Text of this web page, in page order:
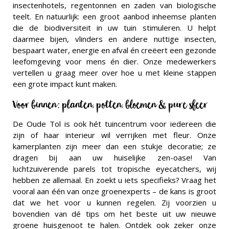
insectenhotels, regentonnen en zaden van biologische
teelt. En natuurlijk: een groot aanbod inheemse planten
die de biodiversiteit in uw tuin stimuleren. U helpt
daarmee bijen, vlinders en andere nuttige insecten,
bespaart water, energie en afval én creëert een gezonde
leefomgeving voor mens én dier. Onze medewerkers
vertellen u graag meer over hoe u met kleine stappen
een grote impact kunt maken.
Voor binnen: planten, potten, bloemen & pure sfeer
De Oude Tol is ook hét tuincentrum voor iedereen die
zijn of haar interieur wil verrijken met fleur. Onze
kamerplanten zijn meer dan een stukje decoratie; ze
dragen bij aan uw huiselijke zen-oase! Van
luchtzuiverende parels tot tropische eyecatchers, wij
hebben ze allemaal. En zoekt u iets specifieks? Vraag het
vooral aan één van onze groenexperts – de kans is groot
dat we het voor u kunnen regelen. Zij voorzien u
bovendien van dé tips om het beste uit uw nieuwe
groene huisgenoot te halen. Ontdek ook zeker onze